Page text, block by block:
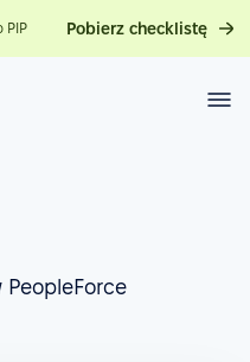
PIP Pobierz checklistę